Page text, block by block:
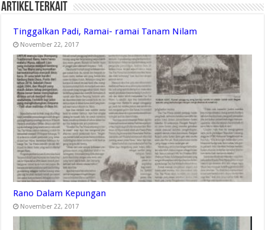
Artikel Terkait
Tinggalkan Padi, Ramai- ramai Tanam Nilam
November 22, 2017
Rano Dalam Kepungan
November 22, 2017